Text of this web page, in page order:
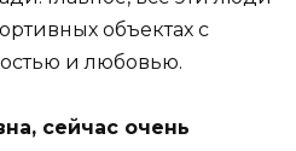
объектах с
и любовью.
сейчас очень